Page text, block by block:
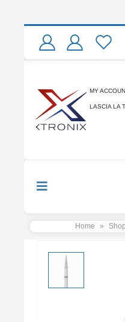
MY
LASCIA LA
Home » Shop